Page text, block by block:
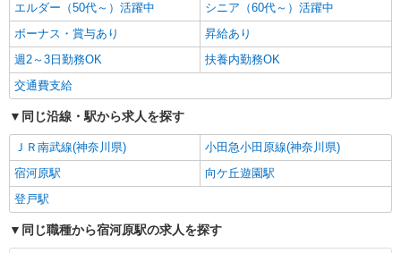
エルダー（50代～）活躍中
シニア（60代～）活躍中
ボーナス・賞与あり
昇給あり
週2～3日勤務OK
扶養内勤務OK
交通費支給
同じ沿線・駅から求人を探す
ＪＲ南武線(神奈川県)
小田急小田原線(神奈川県)
宿河原駅
向ケ丘遊園駅
登戸駅
同じ職種から宿河原駅の求人を探す